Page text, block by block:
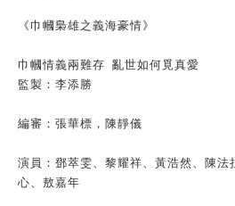
《巾幗梟雄之義海豪情》
巾幗情義兩難存 亂世如何覓真愛
監製：李添勝
編審：張華標，陳靜儀
演員：鄧萃雯、黎耀祥、黃浩然、陳法
心、敖嘉年